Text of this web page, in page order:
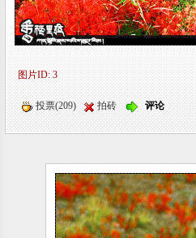
图片ID: 3
投票(209) 拍砖 评论